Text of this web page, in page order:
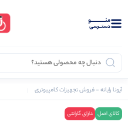
منــــــــــــو
دستــرسی
آیونا رایانه - فروش تجهیزات کامپیوتری
کالای اصل دارای گارانتی